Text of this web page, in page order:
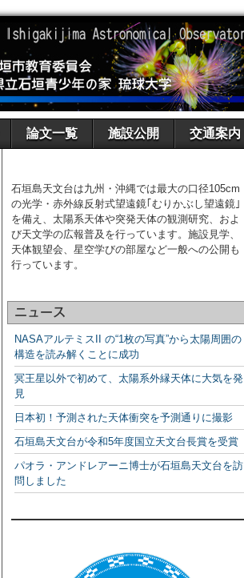
論文一覧 施設公開 交通案内
石垣島天文台は九州・沖縄では最大の口径105cm
の光学・赤外線反射式望遠鏡｢むりかぶし望遠鏡｣
を備え、太陽系天体や突発天体の観測研究、およ
び天文学の広報普及を行っています。施設見学、
天体観望会、星空学びの部屋など一般への公開も
行っています。
ニュース
NASAアルテミスII の“1枚の写真”から太陽周囲の
構造を読み解くことに成功
冥王星以外で初めて、太陽系外縁天体に大気を発
見
日本初！予測された天体衝突を予測通りに撮影
石垣島天文台が令和5年度国立天文台長賞を受賞
パオラ・アンドレアーニ博士が石垣島天文台を訪
問しました